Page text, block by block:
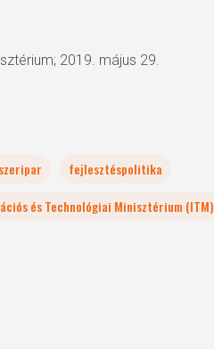
2019. május 29.
fejlesztéspolitika
és Technológiai Minisztérium (ITM)